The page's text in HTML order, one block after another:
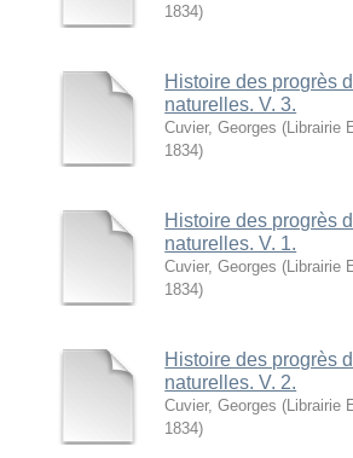
1834)
Histoire des progrès
naturelles. V. 3.
Cuvier, Georges ( Librairie
1834)
Histoire des progrès
naturelles. V. 1.
Cuvier, Georges ( Librairie
1834)
Histoire des progrès
naturelles. V. 2.
Cuvier, Georges ( Librairie
1834)